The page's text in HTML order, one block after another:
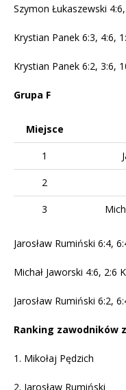
Szymon Łukaszewski
Krystian Panek 6:3, 4:6,
Krystian Panek 6:2, 3:6,
Grupa F
Miejsce
1
2
3
Jarosław Rumiński 6:4,
Michał Jaworski 4:6, 2:6
Jarosław Rumiński 6:2,
Ranking zawodników
1. Mikołaj Pędzich
2. Jarosław Rumiński